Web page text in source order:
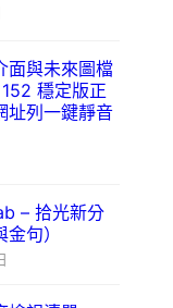
面與未來圖檔
穩定版正
址列一鍵靜音
– 拾光新分
句）